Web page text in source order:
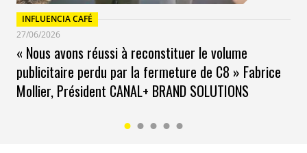
suffit. Aujourd’hui, il y a dans ce texte quelques
éléments sur l’obligation de transparence des jeux de
données d’entraînement, qui sont assez peu détaillées.
Nous allons travailler techniquement pour qu’elles
soient plus précises et que l’on sache à quoi s’en tenir.
INFLUENCIA CAFÉ
27/06/2026
« Nous avons réussi à reconstituer le volume
publicitaire perdu par la fermeture de C8 » Fabrice
Mollier, Président CANAL+ BRAND SOLUTIONS